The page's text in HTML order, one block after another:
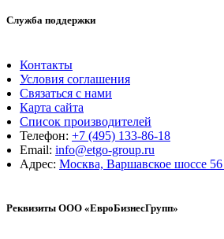
Служба поддержки
Контакты
Условия соглашения
Связаться с нами
Карта сайта
Список производителей
Телефон: +7 (495) 133-86-18
Email: info@etgo-group.ru
Адрес: Москва, Варшавское шоссе 56
Реквизиты ООО «ЕвроБизнесГрупп»